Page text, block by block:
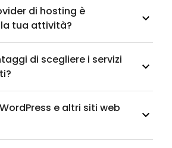
di hosting è
tua attività?
di scegliere i servizi
e altri siti web